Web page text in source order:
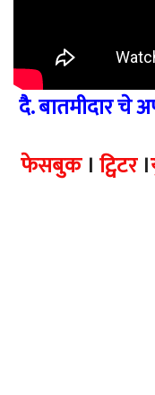
दै. बातमीदार चे
फेसबुक। ट्विटर।